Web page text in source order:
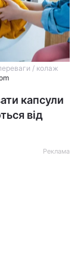
/ колаж
капсули
від
Реклама